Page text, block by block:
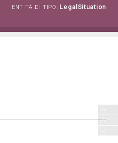
ENTITÀ DI TIPO: LegalSituation